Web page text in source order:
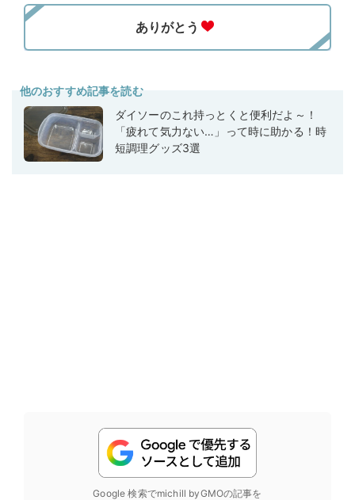
他のおすすめ記事を読む
ダイソーのこれ持っとくと便利だよ～！
「疲れて気力ない…」って時に助かる！時
短調理グッズ3選
Google 検索でmichill byGMOの記事を